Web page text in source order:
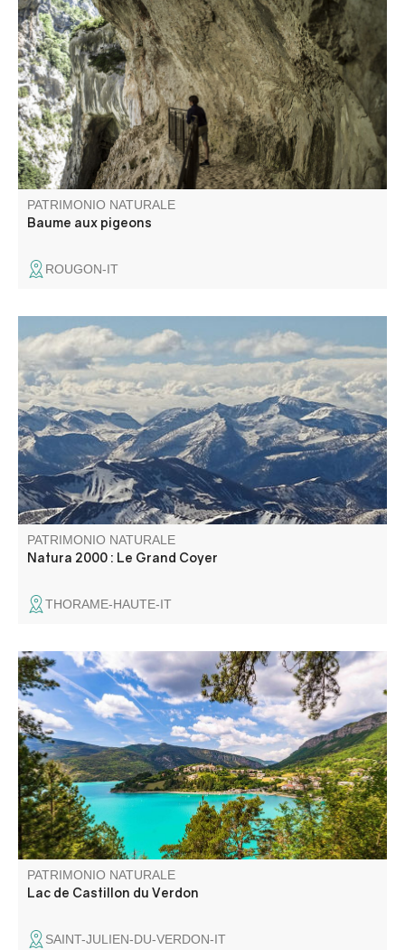
Située à la fin du Sentier Blanc-Martel et au début du
sentier du Couloir Samson, cette baume au milieu du
tunnel du Baou offre l'une des vues les plus sauvages des
Gorges du Verdon.
PATRIMONIO NATURALE
Baume aux pigeons
ROUGON-IT
Le site Natura 2000 du Grand Coyer abrite une diversité
exceptionnelle d’habitats naturels (pelouses alpines,
forêts anciennes, éboulis, zones humides) et d’espèces
animales et végétales (chauves-souris, Vipère d’Orsini,
papillons, Ancolie de Reuter).
PATRIMONIO NATURALE
Natura 2000 : Le Grand Coyer
THORAME-HAUTE-IT
Irrésistible en raison de ses eaux turquoises, le lac de
Castillon est l’endroit idéal pour passer de belles journées
estivales. Baignade, voile, navigation, ski nautique s’y
pratiquent au pied des montagnes du Verdon.
PATRIMONIO NATURALE
Lac de Castillon du Verdon
SAINT-JULIEN-DU-VERDON-IT